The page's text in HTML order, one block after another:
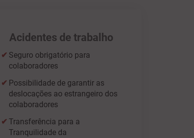
Acidentes de trabalho
Seguro obrigatório para
colaboradores
Possibilidade de garantir as
deslocações ao estrangeiro dos
colaboradores
Transferência para a
Tranquilidade da